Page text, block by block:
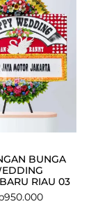
BUNGA
RIAU 03
950.000